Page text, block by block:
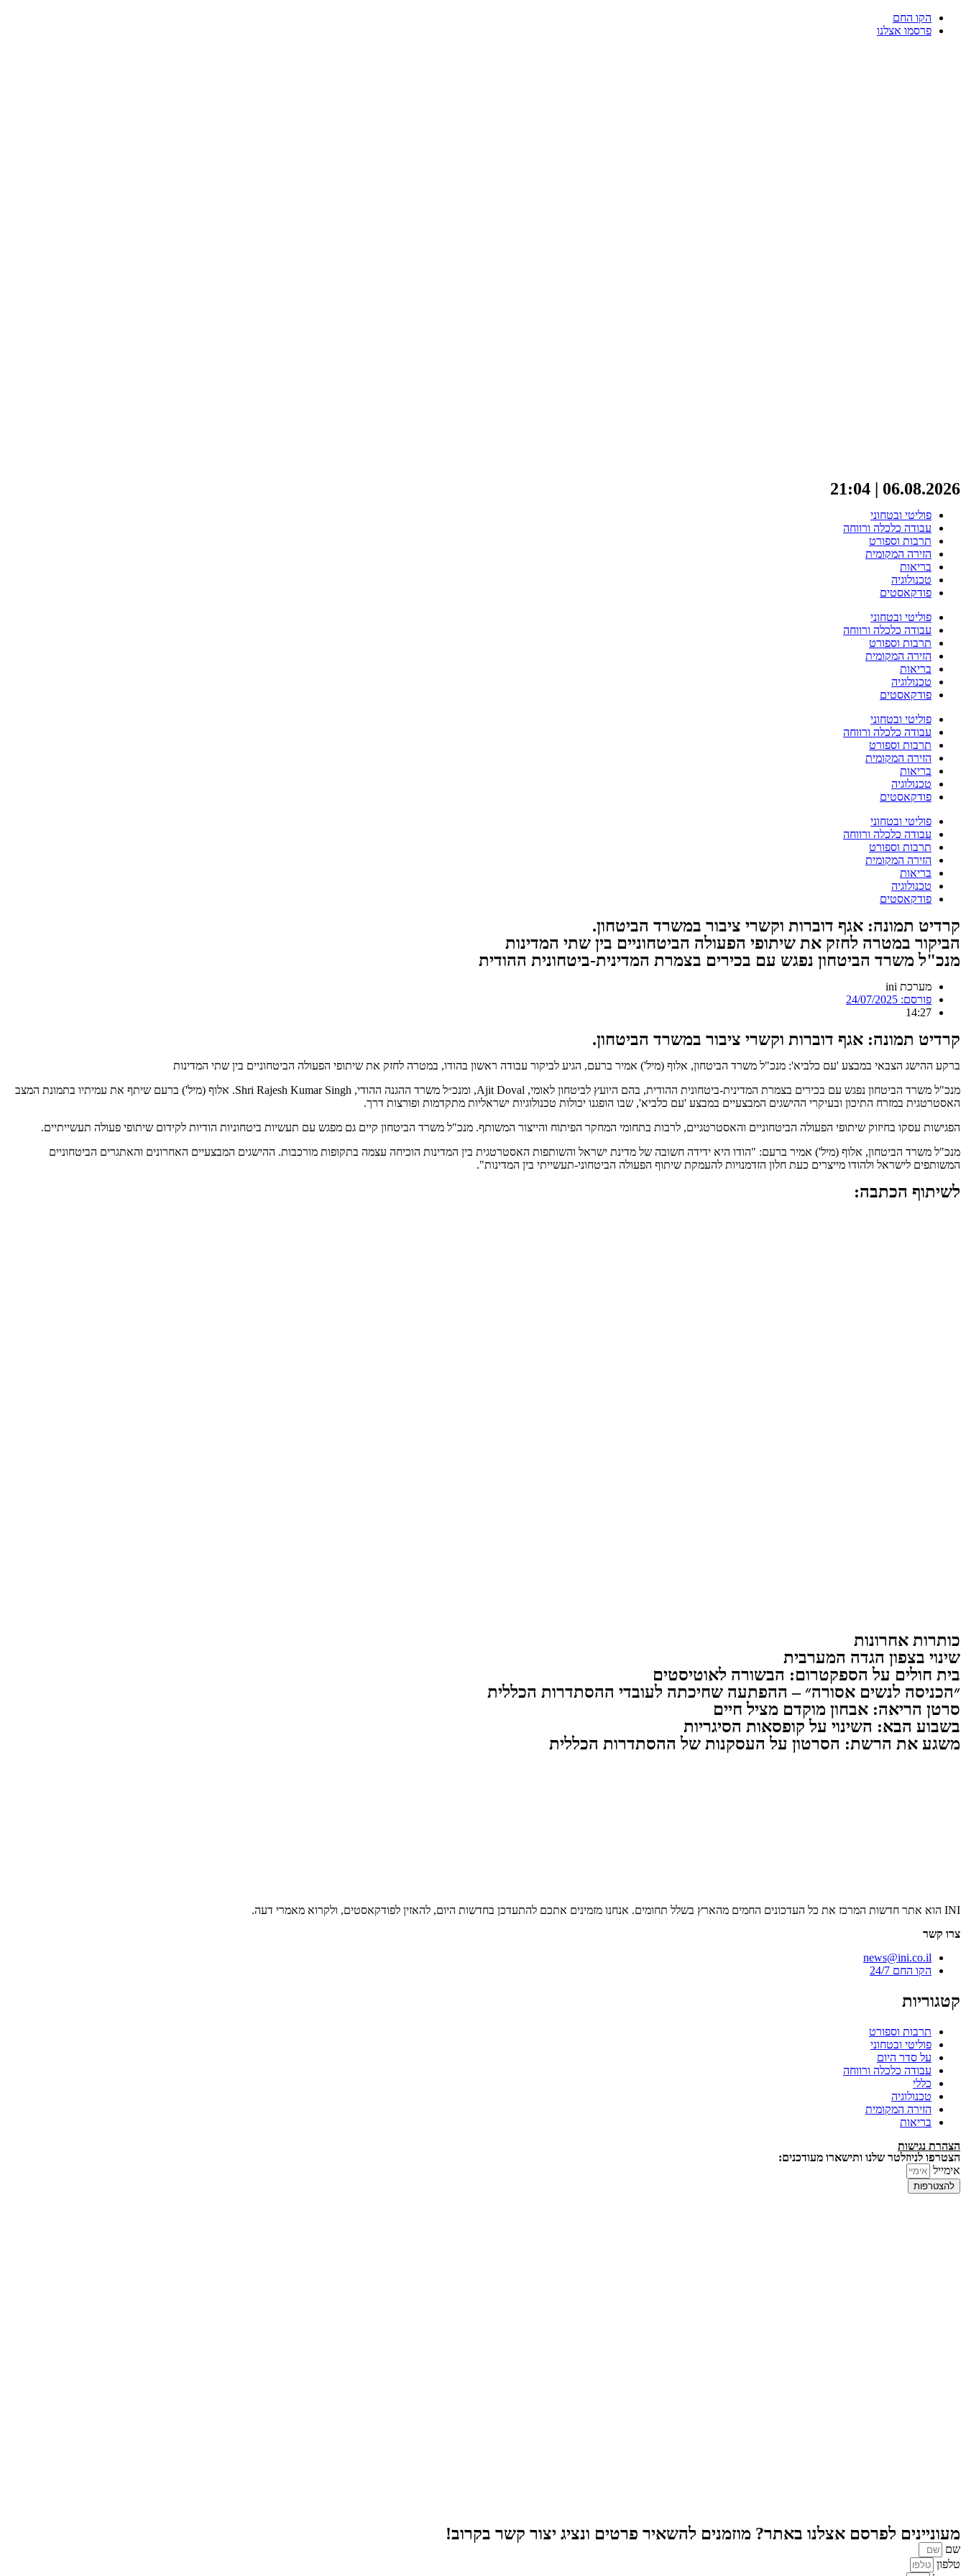
לתוכן
הקו החם
פרסמו אצלנו
06.08.2026 | 21:04
פוליטי ובטחוני
עבודה כלכלה ורווחה
תרבות וספורט
הזירה המקומית
בריאות
טכנולוגיה
פודקאסטים
פוליטי ובטחוני
עבודה כלכלה ורווחה
תרבות וספורט
הזירה המקומית
בריאות
טכנולוגיה
פודקאסטים
פוליטי ובטחוני
עבודה כלכלה ורווחה
תרבות וספורט
הזירה המקומית
בריאות
טכנולוגיה
פודקאסטים
פוליטי ובטחוני
עבודה כלכלה ורווחה
תרבות וספורט
הזירה המקומית
בריאות
טכנולוגיה
פודקאסטים
קרדיט תמונה: אגף דוברות וקשרי ציבור במשרד הביטחון.
הביקור במטרה לחזק את שיתופי הפעולה הביטחוניים בין שתי המדינות
מנכ"ל משרד הביטחון נפגש עם בכירים בצמרת המדינית-ביטחונית ההודית
מערכת ini
פורסם:
14:27
קרדיט תמונה: אגף דוברות וקשרי ציבור במשרד הביטחון.
ברקע ההישג הצבאי במבצע 'עם כלביא': מנכ"ל משרד הביטחון, אלוף (מיל') אמיר ברעם, הגיע לביקור עבודה ראשון בהודו, במטרה לחזק את שיתופי הפעולה הביטחוניים בין שתי המדינות
מנכ"ל משרד הביטחון נפגש עם בכירים בצמרת המדינית-ביטחונית ההודית, בהם היועץ לביטחון לאומי, Ajit Doval, ומנכ״ל משרד ההגנה ההודי, Shri Rajesh Kumar Singh. אלוף (מיל') ברעם שיתף את עמיתיו בתמונת המצב
האסטרטגית במזרח התיכון ובעיקרי ההישגים המבצעיים במבצע 'עם כלביא', שבו הופגנו יכולות טכנולוגיות ישראליות מתקדמות ופורצות דרך.
הפגישות עסקו בחיזוק שיתופי הפעולה הביטחוניים והאסטרטגיים, לרבות בתחומי המחקר הפיתוח והייצור המשותף. מנכ"ל משרד הביטחון קיים גם מפגש עם תעשיות ביטחוניות הודיות לקידום שיתופי פעולה תעשייתיים.
מנכ"ל משרד הביטחון, אלוף (מיל') אמיר ברעם: "הודו היא ידידה חשובה של מדינת ישראל והשותפות האסטרטגית בין המדינות הוכיחה עצמה בתקופות מורכבות. ההישגים המבצעיים האחרונים והאתגרים הביטחוניים
המשותפים לישראל ולהודו מייצרים כעת חלון הזדמנויות להעמקת שיתוף הפעולה הביטחוני-תעשייתי בין המדינות".
לשיתוף הכתבה:
כותרות אחרונות
שינוי בצפון הגדה המערבית
בית חולים על הספקטרום: הבשורה לאוטיסטים
״הכניסה לנשים אסורה״ – ההפתעה שחיכתה לעובדי ההסתדרות הכללית
סרטן הריאה: אבחון מוקדם מציל חיים
בשבוע הבא: השינוי על קופסאות הסיגריות
משגע את הרשת: הסרטון על העסקנות של ההסתדרות הכללית
INI הוא אתר חדשות המרכז את כל העדכונים החמים מהארץ בשלל תחומים. אנחנו מזמינים אתכם להתעדכן בחדשות היום, להאזין לפודקאסטים, ולקרוא מאמרי דעה.
צרו קשר
news@ini.co.il
הקו החם 24/7
קטגוריות
תרבות וספורט
פוליטי ובטחוני
על סדר היום
עבודה כלכלה ורווחה
כללי
טכנולוגיה
הזירה המקומית
בריאות
הצהרת נגישות
הצטרפו לניוזלטר שלנו ותישארו מעודכנים:
אימייל
להצטרפות
מעוניינים לפרסם אצלנו באתר? מוזמנים להשאיר פרטים ונציג יצור קשר בקרוב!
שם
טלפון